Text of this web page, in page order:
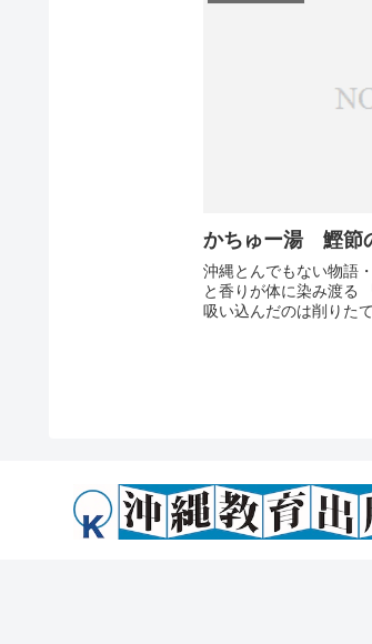
かちゅー湯 鰹節
沖縄とんでもない物語
と香りが体に染み渡る
吸い込んだのは削りた